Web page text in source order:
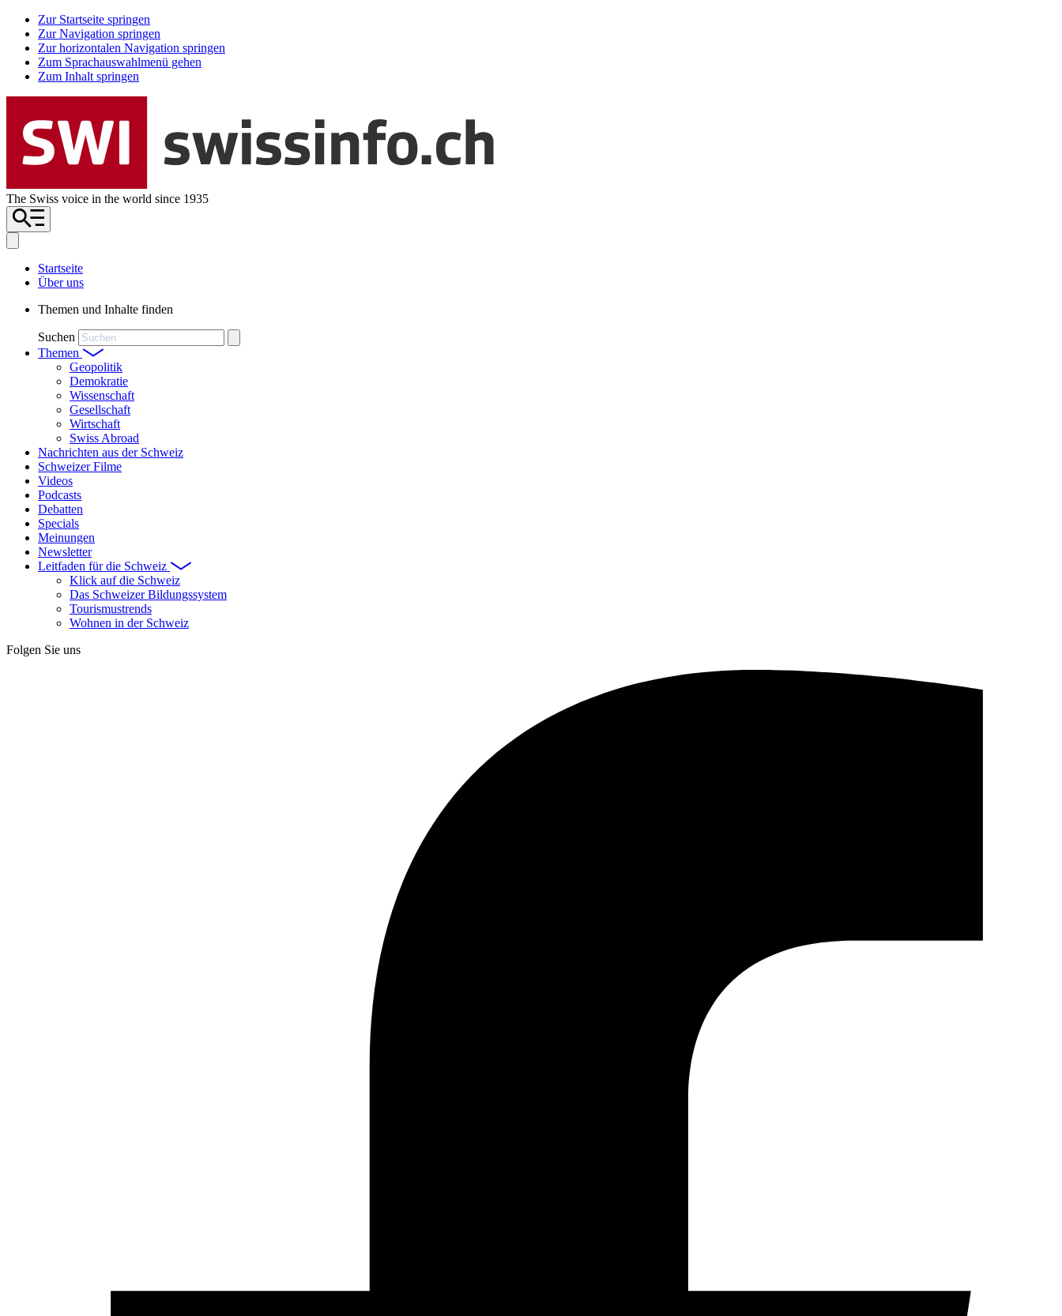
Zur Startseite springen
Zur Navigation springen
Zur horizontalen Navigation springen
Zum Sprachauswahlmenü gehen
Zum Inhalt springen
The Swiss voice in the world since 1935
Startseite
Über uns
Themen und Inhalte finden
Suchen
Themen
Geopolitik
Demokratie
Wissenschaft
Gesellschaft
Wirtschaft
Swiss Abroad
Nachrichten aus der Schweiz
Schweizer Filme
Videos
Podcasts
Debatten
Specials
Meinungen
Newsletter
Leitfaden für die Schweiz
Klick auf die Schweiz
Das Schweizer Bildungssystem
Tourismustrends
Wohnen in der Schweiz
Folgen Sie uns